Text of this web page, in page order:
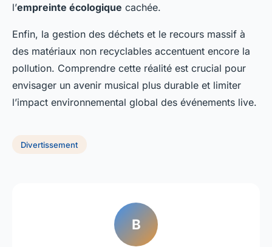
l’empreinte écologique cachée.
Enfin, la gestion des déchets et le recours massif à
des matériaux non recyclables accentuent encore la
pollution. Comprendre cette réalité est crucial pour
envisager un avenir musical plus durable et limiter
l’impact environnemental global des événements live.
Divertissement
B